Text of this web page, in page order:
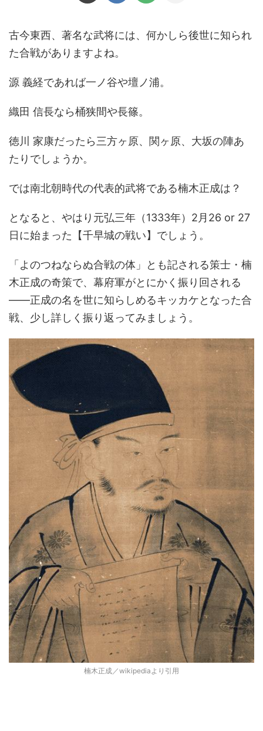
古今東西、著名な武将には、何かしら後世に知られ
た合戦がありますよね。
源 義経であれば一ノ谷や壇ノ浦。
織田 信長なら桶狭間や長篠。
徳川 家康だったら三方ヶ原、関ヶ原、大坂の陣あ
たりでしょうか。
では南北朝時代の代表的武将である楠木正成は？
となると、やはり元弘三年（1333年）2月26 or 27
日に始まった【千早城の戦い】でしょう。
「よのつねならぬ合戦の体」とも記される策士・楠
木正成の奇策で、幕府軍がとにかく振り回される
――正成の名を世に知らしめるキッカケとなった合
戦、少し詳しく振り返ってみましょう。
楠木正成／wikipediaより引用